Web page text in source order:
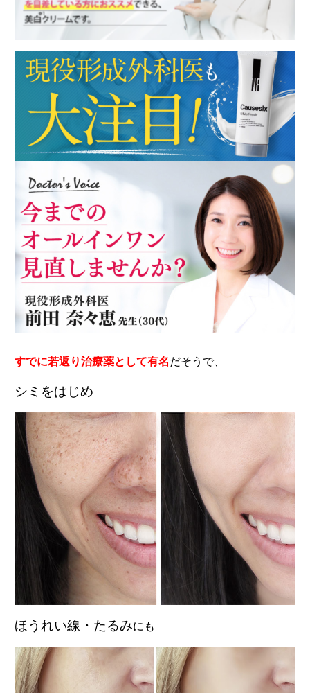
すでに若返り治療薬として有名だそうで、
シミをはじめ
ほうれい線・たるみにも